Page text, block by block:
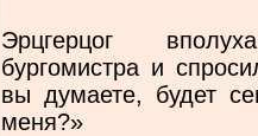
Эрцгерцог
бургомистра и
вы думаете, будет
меня?»